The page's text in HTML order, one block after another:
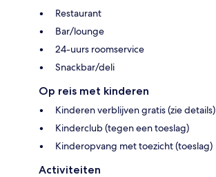
Restaurant
Bar/lounge
24-uurs roomservice
Snackbar/deli
Op reis met kinderen
Kinderen verblijven gratis (zie details)
Kinderclub (tegen een toeslag)
Kinderopvang met toezicht (toeslag)
Activiteiten